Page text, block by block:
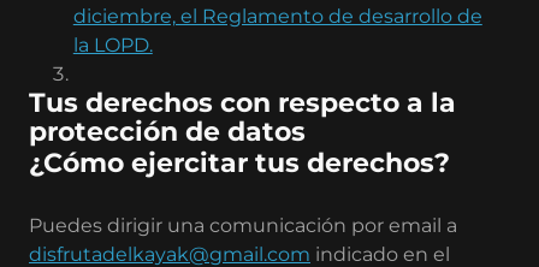
diciembre, el Reglamento de desarrollo de
la LOPD.
Tus derechos con respecto a la
protección de datos
¿Cómo ejercitar tus derechos?
Puedes dirigir una comunicación por email a
disfrutadelkayak@gmail.com indicado en el